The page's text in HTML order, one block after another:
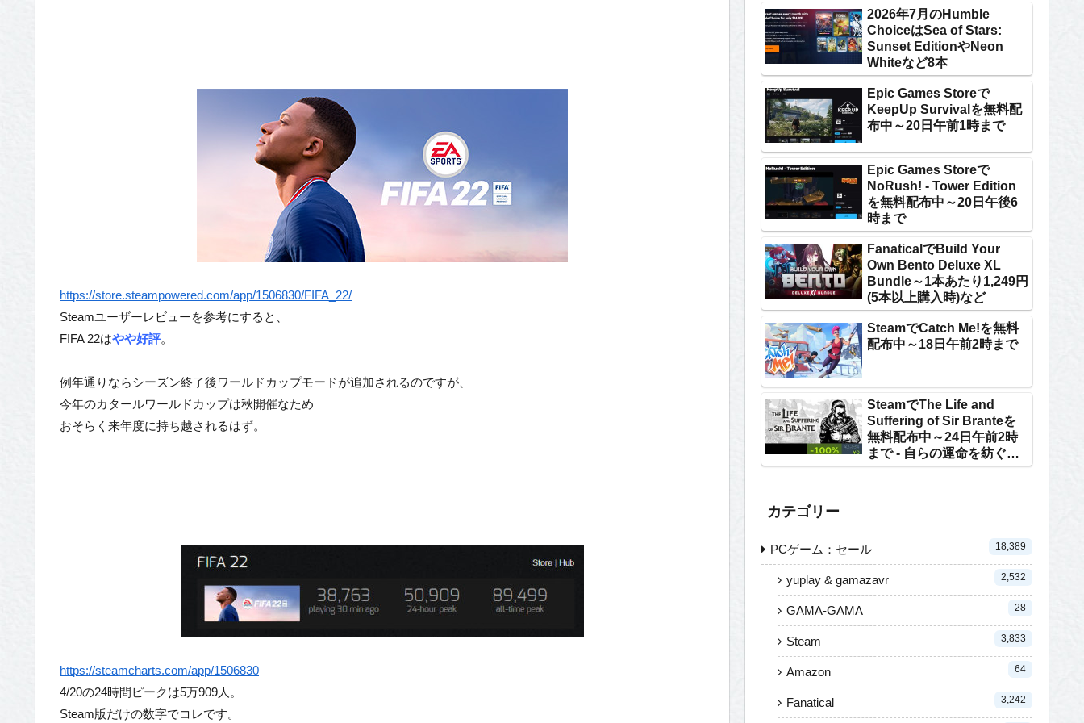
https://store.steampowered.com/app/1506830/FIFA_22/
Steamユーザーレビューを参考にすると、
FIFA 22はやや好評。
例年通りならシーズン終了後ワールドカップモードが追加されるのですが、
今年のカタールワールドカップは秋開催なため
おそらく来年度に持ち越されるはず。
https://steamcharts.com/app/1506830
4/20の24時間ピークは5万909人。
Steam版だけの数字でコレです。
2026年7月のHumble
ChoiceはSea of Stars:
Sunset EditionやNeon
Whiteなど8本
Epic Games Storeで
KeepUp Survivalを無料配
布中～20日午前1時まで
Epic Games Storeで
NoRush! - Tower Edition
を無料配布中～20日午後6
時まで
FanaticalでBuild Your
Own Bento Deluxe XL
Bundle～1本あたり1,249円
(5本以上購入時)など
SteamでCatch Me!を無料
配布中～18日午前2時まで
SteamでThe Life and
Suffering of Sir Branteを
無料配布中～24日午前2時
まで - 自らの運命を紡ぐテ
キストRPG
カテゴリー
PCゲーム：セール 18,389
yuplay & gamazavr 2,532
GAMA-GAMA 28
Steam 3,833
Amazon 64
Fanatical 3,242